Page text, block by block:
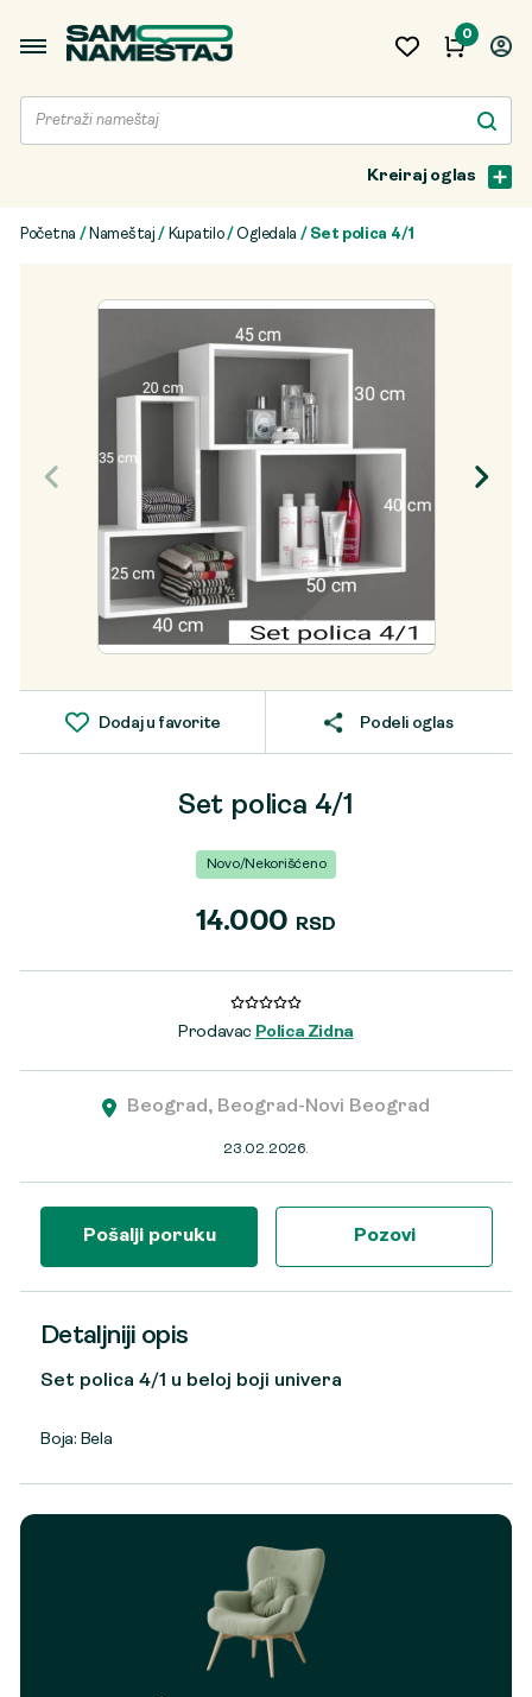
0
Kreiraj oglas
Početna / Nameštaj / Kupatilo/Ogledala / Set polica 4/1
Dodaj u favorite Podeli oglas
Set polica 4/1
Novo/Nekorišćeno
14.000 RSD
Prodavac Polica Zidna
Beograd, Beograd-Novi Beograd
23.02.2026.
Pošalji poruku Pozovi
Detaljniji opis
Set polica 4/1 u beloj boji univera
Boja: Bela